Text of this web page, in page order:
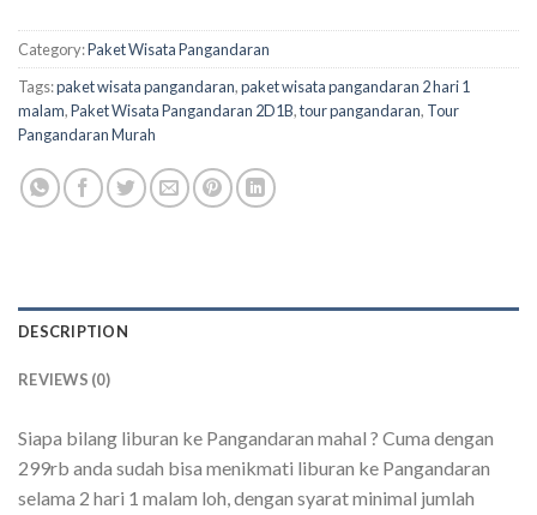
Category:Paket Wisata Pangandaran
Tags:paket wisata pangandaran,paket wisata pangandaran 2 hari 1
malam,Paket Wisata Pangandaran 2D1B,tour pangandaran, Tour
Pangandaran Murah
DESCRIPTION
REVIEWS (0)
Siapa bilang liburan ke Pangandaran mahal ? Cuma dengan
299rb anda sudah bisa menikmati liburan ke Pangandaran
selama 2 hari 1 malam loh, dengan syarat minimal jumlah